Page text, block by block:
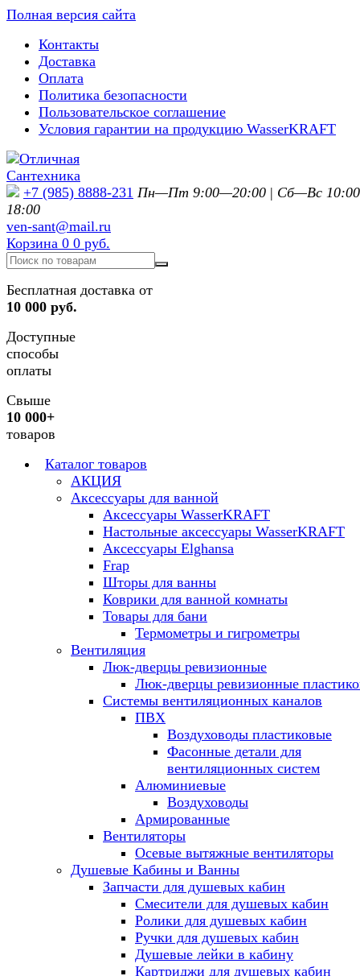
Полная версия сайта
Контакты
Доставка
Оплата
Политика безопасности
Пользовательское соглашение
Условия гарантии на продукцию WasserKRAFT
+7 (985) 8888-231 Пн—Пт 9:00—20:00 | Сб—Вс
18:00
ven-sant@mail.ru
Корзина 0 0 руб.
Бесплатная доставка от
10 000 руб.
Доступные
способы
оплаты
Свыше
10 000+
товаров
Каталог товаров
АКЦИЯ
Аксессуары для ванной
Аксессуары WasserKRAFT
Настольные аксессуары WasserKRAFT
Аксессуары Elghansa
Frap
Шторы для ванны
Коврики для ванной комнаты
Товары для бани
Термометры и гигрометры
Вентиляция
Люк-дверцы ревизионные
Люк-дверцы ревизионные
Системы вентиляционных каналов
ПВХ
Воздуховоды пластиковые
Фасонные детали для
вентиляционных систем
Алюминиевые
Воздуховоды
Армированные
Вентиляторы
Осевые вытяжные вентиляторы
Душевые Кабины и Ванны
Запчасти для душевых кабин
Смесители для душевых кабин
Ролики для душевых кабин
Ручки для душевых кабин
Душевые лейки в кабину
Картриджи для душевых кабин